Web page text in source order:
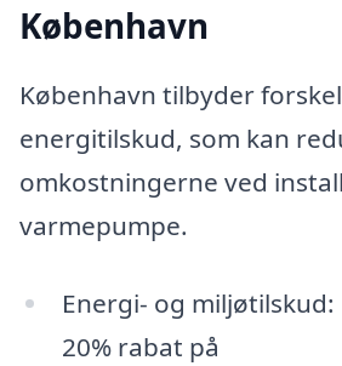
København
København tilbyder
energitilskud, som kan
omkostningerne ved
varmepumpe.
Energi- og
20% rabat på